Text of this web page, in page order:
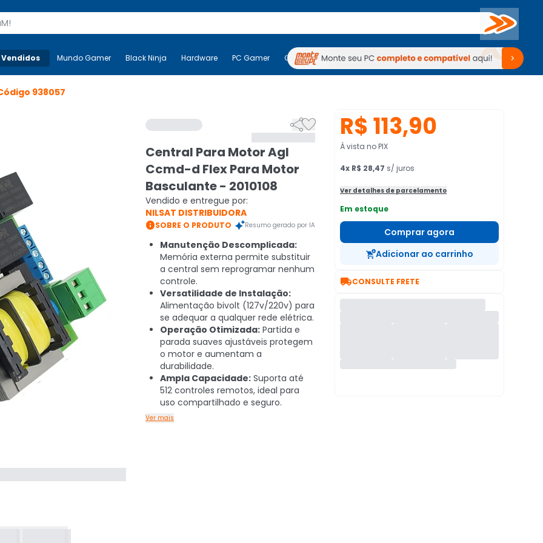
Buscar
Mais-v- Mundo Gamer Black Ninja Hardware PC Gamer Computadores Periféricos TV Venda no KaBuM!
Mundo Gamer Black Ninja Hardware PC Gamer Computadores Periféricos TV Venda no KaBuM!
938057

Central Para Motor Agl
Ccmd-d Flex Para Motor
Basculante - 2010108
Vendido e entregue por:
NILSAT DISTRIBUIDORA
SOBRE O PRODUTO Resumo gerado por IA
Manutenção Descomplicada:
Memória externa permite substituir
a central sem reprogramar nenhum
controle.
Versatilidade de Instalação:
Alimentação bivolt (127v/220v) para
se adequar a qualquer rede elétrica.
Operação Otimizada: Partida e
parada suaves ajustáveis protegem
o motor e aumentam a
durabilidade.
Ampla Capacidade: Suporta até
512 controles remotos, ideal para
uso compartilhado e seguro.
Ver mais
R$ 113,90
À vista no PIX
4x R$ 28,47 s/ juros
Ver detalhes de parcelamento
Em estoque
Comprar agora
Adicionar ao carrinho
CONSULTE FRETE